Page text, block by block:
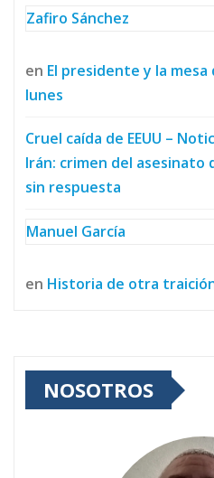
Zafiro Sánchez
en El presidente y la
lunes
Cruel caída de EEUU –
Irán: crimen del asesinato
sin respuesta
Manuel García
en Historia de otra
NOSOTROS